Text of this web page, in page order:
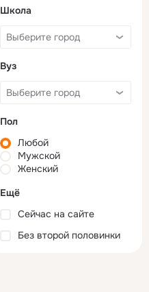
Школа
Вуз
Пол
Любой
Мужской
Женский
Ещё
Сейчас на сайте
Без второй половинки